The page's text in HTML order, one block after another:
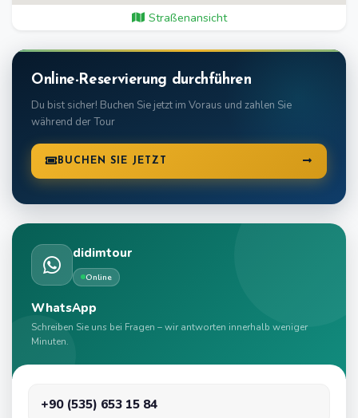
Straßenansicht
Online-Reservierung durchführen
Du bist sicher! Buchen Sie jetzt im Voraus und zahlen Sie
während der Tour
BUCHEN SIE JETZT
didimtour
Online
WhatsApp
Schreiben Sie uns bei Fragen – wir antworten innerhalb weniger
Minuten.
+90 (535) 653 15 84